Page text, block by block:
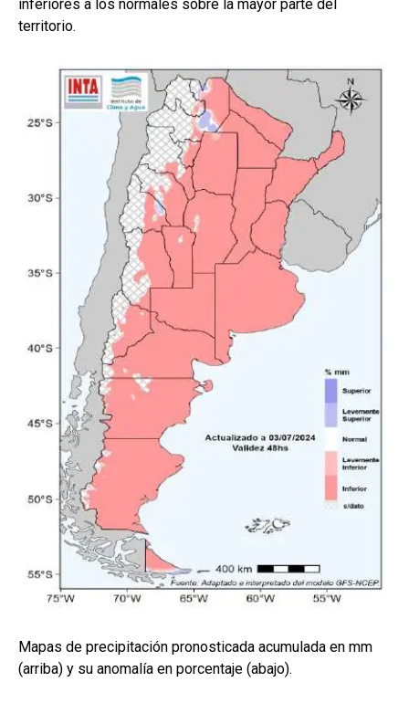
inferiores a los normales sobre la mayor parte del
territorio.
Mapas de precipitación pronosticada acumulada en mm
(arriba) y su anomalía en porcentaje (abajo).